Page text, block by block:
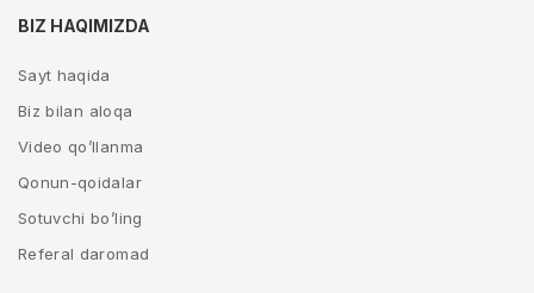
BIZ HAQIMIZDA
Sayt haqida
Biz bilan aloqa
Video qo’llanma
Qonun-qoidalar
Sotuvchi bo’ling
Referal daromad